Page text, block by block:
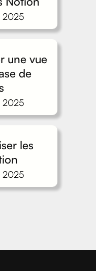
2025
une vue
de
2025
les
2025